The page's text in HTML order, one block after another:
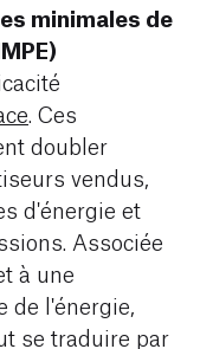
minimales de
. Ces
doubler
vendus,
d'énergie et
Associée
à une
de l'énergie,
se traduire par